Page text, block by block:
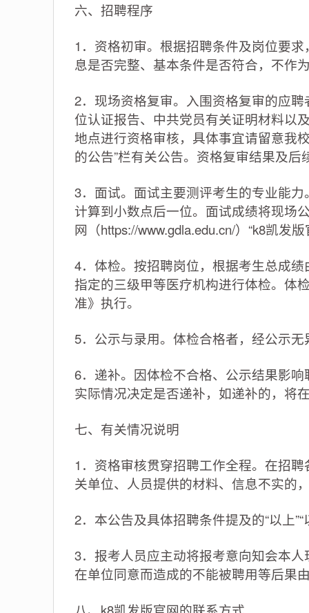
六、招聘程序
1．资格初审。根据招聘条件及岗位要
息是否完整、基本条件是否符合，不作
2．现场资格复审。入围资格复审的应
位认证报告、中共党员有关证明材料以
地点进行资格审核，具体事宜请留意我
的公告”栏有关公告。资格复审结果及
3．面试。面试主要测评考生的专业能
计算到小数点后一位。面试成绩将现场
网（https://www.gdla.edu.cn/）“k8凯发
4．体检。按招聘岗位，根据考生总成
指定的三级甲等医疗机构进行体检。体
准》执行。
5．公示与录用。体检合格者，经公示
6．递补。因体检不合格、公示结果影
实际情况决定是否递补，如递补的，将
七、有关情况说明
1．资格审核贯穿招聘工作全程。在招
关单位、人员提供的材料、信息不实的
2．本公告及具体招聘条件提及的“以上
3．报考人员应主动将报考意向知会本
在单位同意而造成的不能被聘用等后果